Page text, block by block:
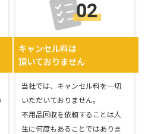
キャンセル料は
頂いておりません
当社では、キャンセル料を一切
いただいておりません。
不用品回収を依頼することは人
生に何度もあることではありま